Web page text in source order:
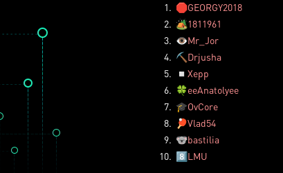
1. 🛑GEORGY2018
2. 🏕️1811961
3. 👁️Mr_Jor
4. ⛏️ Drjusha
5.
◽ Xepp
6. 🍀eeAnatolyee
7. 🎓OvCore
8.
🏓Vlad54
9. 🐨bastilia
10. 8️⃣LMU